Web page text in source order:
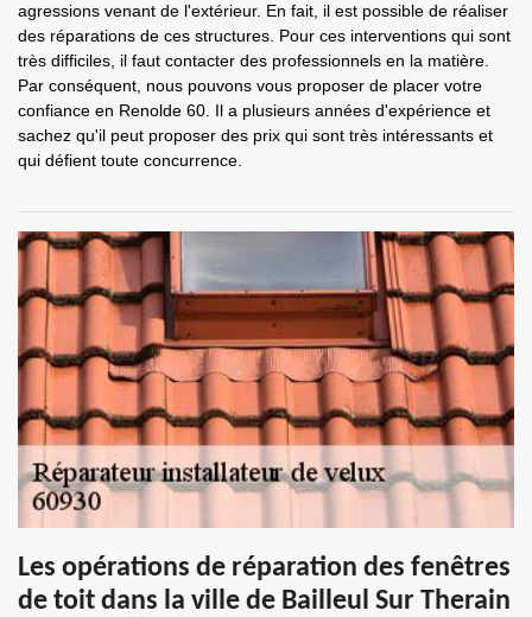
agressions venant de l'extérieur. En fait, il est possible de réaliser
des réparations de ces structures. Pour ces interventions qui sont
très difficiles, il faut contacter des professionnels en la matière.
Par conséquent, nous pouvons vous proposer de placer votre
confiance en Renolde 60. Il a plusieurs années d'expérience et
sachez qu'il peut proposer des prix qui sont très intéressants et
qui défient toute concurrence.
Les opérations de réparation des fenêtres
de toit dans la ville de Bailleul Sur Therain